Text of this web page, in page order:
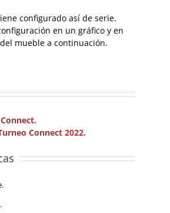
configurado así de serie.
en un gráfico y en
mueble a continuación.
Connect 2022.